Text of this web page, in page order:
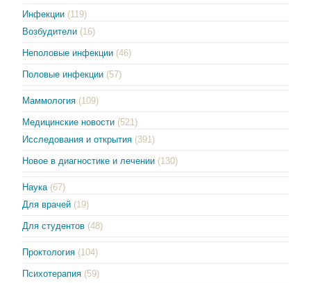
Инфекции (119)
Возбудители (16)
Неполовые инфекции (46)
Половые инфекции (57)
Маммология (109)
Медицинские новости (521)
Исследования и открытия (391)
Новое в диагностике и лечении (130)
Наука (67)
Для врачей (19)
Для студентов (48)
Проктология (104)
Психотерапия (59)